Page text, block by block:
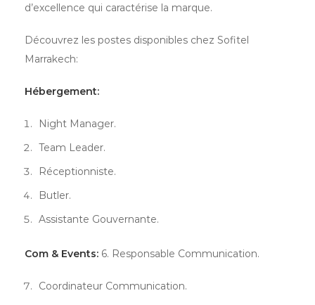
d’excellence qui caractérise la marque.
Découvrez les postes disponibles chez Sofitel
Marrakech:
Hébergement:
Night Manager.
Team Leader.
Réceptionniste.
Butler.
Assistante Gouvernante.
Com & Events: 6. Responsable Communication.
Coordinateur Communication.